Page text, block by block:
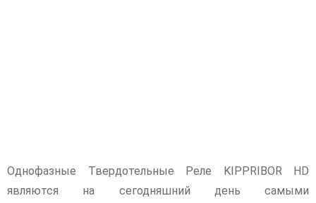
Однофазные Твердотельные Реле KIPPRIBOR HD
являются на сегодняшний день самыми